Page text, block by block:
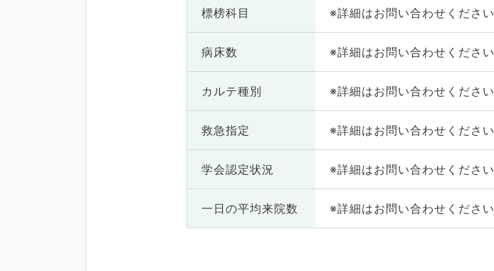
標榜科目 ※詳細はお問い合わせください
病床数 ※詳細はお問い合わせください
カルテ種別 ※詳細はお問い合わせください
救急指定 ※詳細はお問い合わせください
学会認定状況 ※詳細はお問い合わせください
一日の平均来院数 ※詳細はお問い合わせください